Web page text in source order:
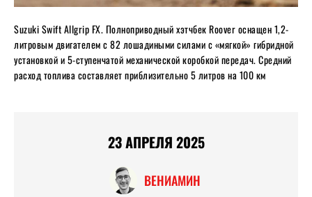
Suzuki Swift Allgrip FX. Полноприводный хэтчбек Roover оснащен 1,2-
литровым двигателем с 82 лошадиными силами с «мягкой» гибридной
установкой и 5-ступенчатой ​​механической коробкой передач. Средний
расход топлива составляет приблизительно 5 литров на 100 км
23 АПРЕЛЯ 2025
ВЕНИАМИН